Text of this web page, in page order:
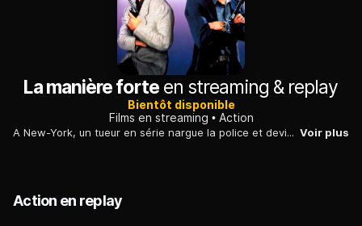
La manière forteen streaming & replay
Bientôt disponible
Films en streaming
Action
A New-York, un tueur en série nargue la police et devient la cible prioritaire de l'inspecteur John Moss. Voir plus
Action en replay